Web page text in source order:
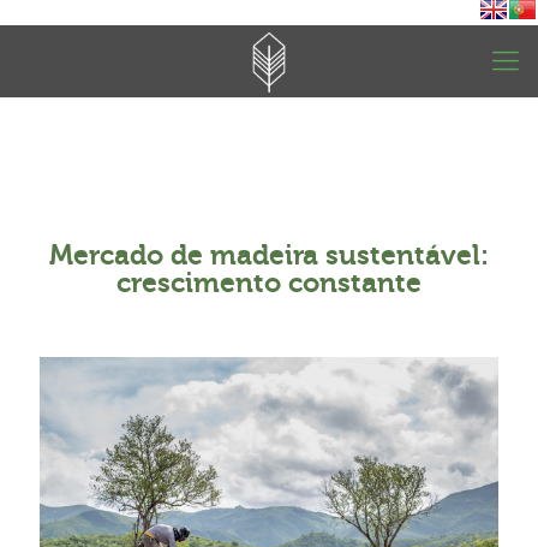
Mercado de madeira sustentável:
crescimento constante